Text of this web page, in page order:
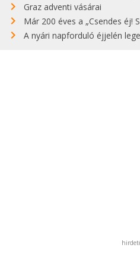
Graz adventi vásárai
Már 200 éves a „Csendes éj!
A nyári napforduló éjjelén legendás